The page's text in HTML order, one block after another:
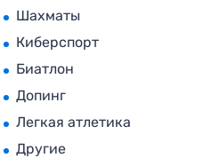
Шахматы
Киберспорт
Биатлон
Допинг
Легкая атлетика
Другие